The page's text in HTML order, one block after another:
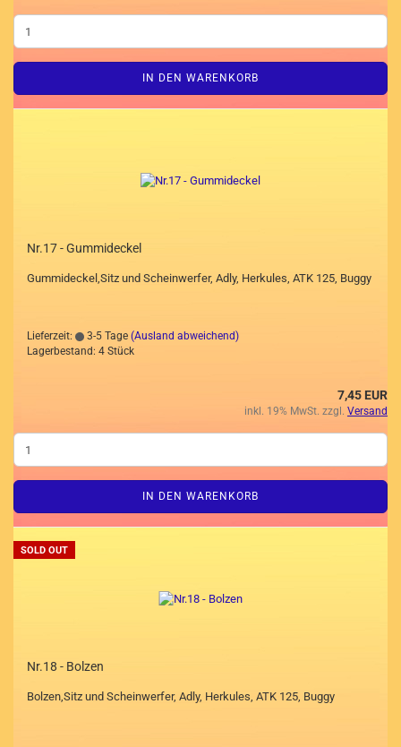
IN DEN WARENKORB
Nr.17 - Gummideckel
Gummideckel,Sitz und Scheinwerfer, Adly, Herkules, ATK 125, Buggy
Lieferzeit: 3-5 Tage (Ausland abweichend)
Lagerbestand: 4 Stück
7,45 EUR
inkl. 19% MwSt. zzgl. Versand
IN DEN WARENKORB
SOLD OUT
Nr.18 - Bolzen
Bolzen,Sitz und Scheinwerfer, Adly, Herkules, ATK 125, Buggy